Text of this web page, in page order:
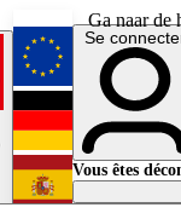
Ga naar de
English
Deutsch
Español
Se
Vous êtes